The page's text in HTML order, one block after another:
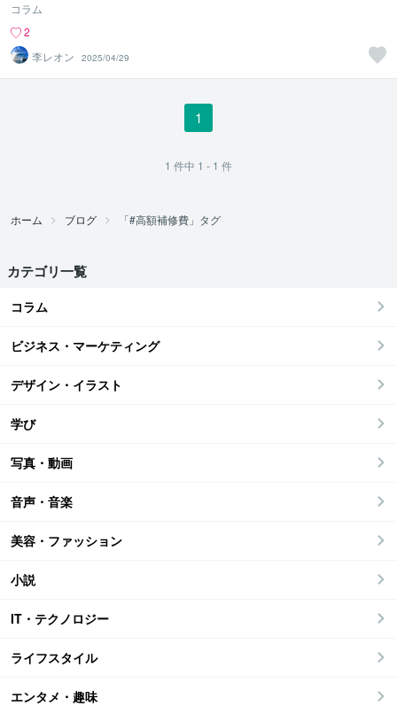
コラム
2
李レオン
2025/04/29
1
1 件中 1 - 1 件
ホーム ブログ 「#高額補修費」タグ
カテゴリ一覧
コラム
ビジネス・マーケティング
デザイン・イラスト
学び
写真・動画
音声・音楽
美容・ファッション
小説
IT・テクノロジー
ライフスタイル
エンタメ・趣味